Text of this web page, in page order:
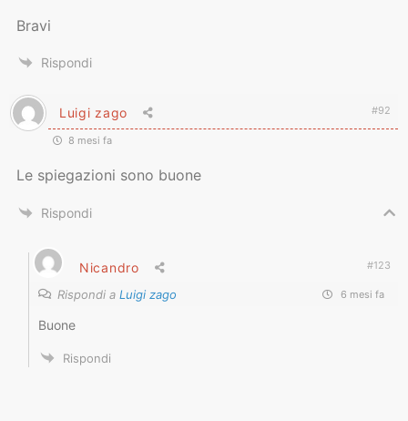
Bravi
Rispondi
Luigi zago #92
8 mesi fa
Le spiegazioni sono buone
Rispondi
Nicandro #123
Rispondi a Luigi zago 6 mesi fa
Buone
Rispondi